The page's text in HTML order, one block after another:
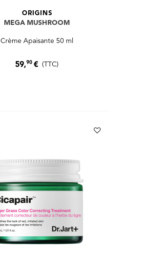
ORIGINS
MEGA MUSHROOM
Crème Apaisante 50 ml
59,90€ (TTC)